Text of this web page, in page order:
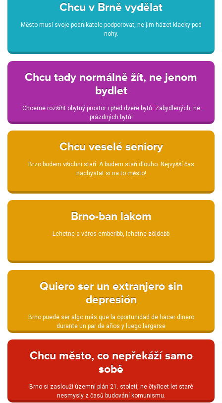
Chcu v Brně vydělat
Město musí svoje podnikatele podporovat, ne jim házet klacky pod
nohy.
Chcu tady normálně žít, ne jenom
bydlet
Chceme rozšířit obytný prostor i před dveře bytů. Zabydlených, ne
prázdných bytů!
Chcu veselé seniory
Brzo budem všichni staří. A budem staří dlouho. Nejvyšší čas
nachystat si na to město!
Brno-ban lakom
Lehetne a város emberibb, lehetne zöldebb
Quiero ser un extranjero sin
depresión
Brno puede ser algo más que la oportunidad de hacer dinero
durante un par de años y luego largarse
Chcu město, co nepřekáží samo
sobě
Brno si zaslouží územní plán 21. století, ne čtyřicet let staré
nesmysly z časů budování komunismu.